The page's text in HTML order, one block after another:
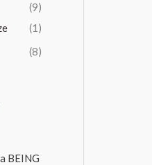
(9)
(1)
(8)
BEING